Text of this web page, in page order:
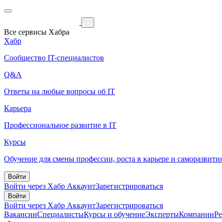
Все сервисы Хабра
Хабр
Сообщество IT-специалистов
Q&A
Ответы на любые вопросы об IT
Карьера
Профессиональное развитие в IT
Курсы
Обучение для смены профессии, роста в карьере и
Войти
Войти через Хабр АккаунтЗарегистрироваться
Войти
Войти через Хабр АккаунтЗарегистрироваться
ВакансииСпециалистыКурсы и обучениеЭкспертыКомпании